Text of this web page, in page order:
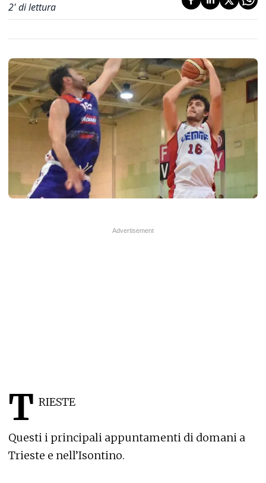
2' di lettura
T RIESTE
Questi i principali appuntamenti di domani a
Trieste e nell’Isontino.